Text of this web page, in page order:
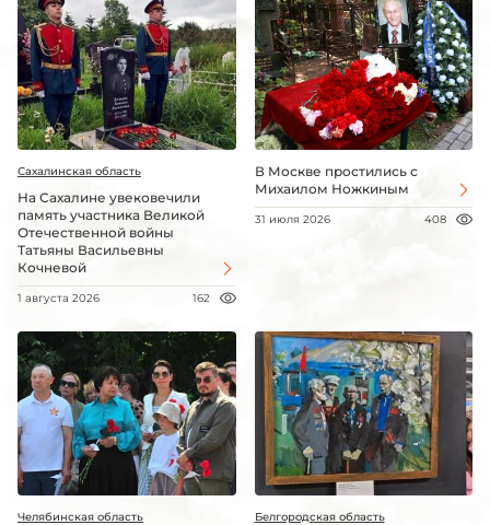
Сахалинская область
На Сахалине увековечили
память участника Великой
Отечественной войны
Татьяны Васильевны
Кочневой
1 августа 2026 162
В Москве простились с
Михаилом Ножкиным
31 июля 2026 408
Челябинская область Белгородская область